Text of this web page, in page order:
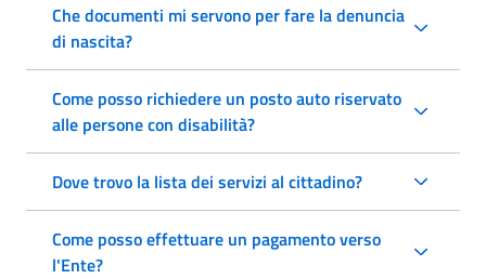
Che documenti mi servono per fare la denuncia
di nascita?
Come posso richiedere un posto auto riservato
alle persone con disabilità?
Dove trovo la lista dei servizi al cittadino?
Come posso effettuare un pagamento verso
l'Ente?